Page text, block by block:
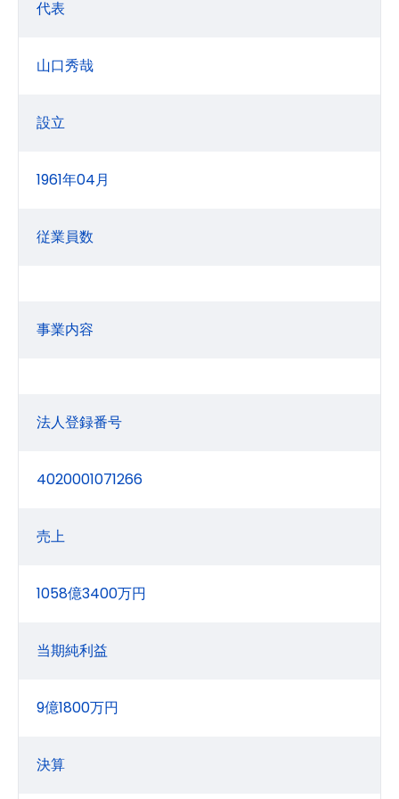
代表
山口秀哉
設立
1961年04月
従業員数
事業内容
法人登録番号
4020001071266
売上
1058億3400万円
当期純利益
9億1800万円
決算